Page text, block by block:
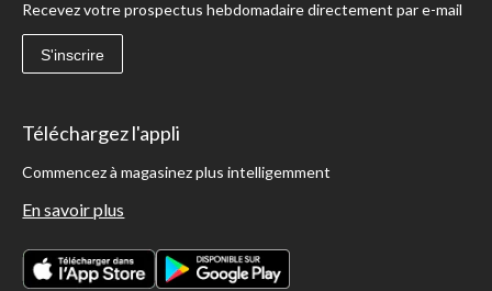
Recevez votre prospectus hebdomadaire directement par e-mail
S'inscrire
Téléchargez l'appli
Commencez à magasinez plus intelligemment
En savoir plus